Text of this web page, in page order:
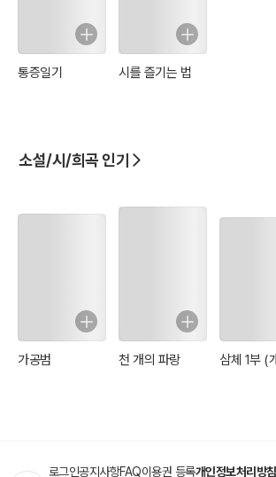
통증일기 시를 즐기는 법
소설/시/희곡 인기
가공범 천 개의 파랑 삼체 1부 (
로그인공지사항FAQ이용권 등록개인정보처리방침